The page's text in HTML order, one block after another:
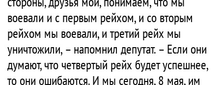
воевали и с первым рейхом, и со вторым
рейхом мы воевали, и третий рейх мы
уничтожили, – напомнил депутат. – Если они
думают, что четвертый рейх будет успешнее,
то они ошибаются. И мы сегодня, 8 мая, им